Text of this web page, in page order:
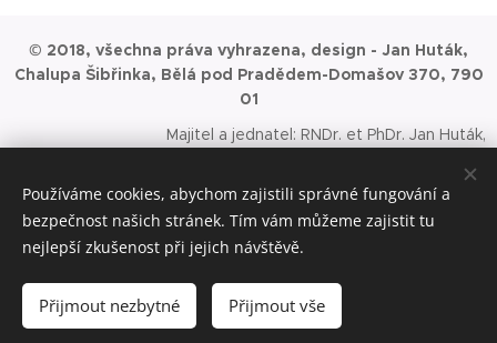
© 2018, všechna práva vyhrazena, design - Jan Huták,
Chalupa Šibřinka, Bělá pod Pradědem-Domašov 370, 790
01
Majitel a jednatel: RNDr. et PhDr. Jan Huták,
58 751 DIČ: CZ08758751, datová schránka: smwkky5, Úřad
příslušný podle §71 odst.2 živnostenského zákona: Městský
úřad Jeseník. Spisová značka: C
80708 vedená u Krajského soudu v Ostravě. Datum vzniku a
zápisu v OR 01. 01. 2020.
Cookies
Používáme cookies, abychom zajistili správné fungování a
bezpečnost našich stránek. Tím vám můžeme zajistit tu
nejlepší zkušenost při jejich návštěvě.
Přijmout nezbytné Přijmout vše